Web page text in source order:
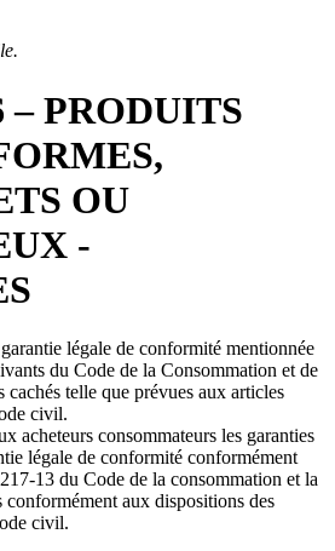
PRODUITS
OU
-
légale de conformité mentionnée
du Code de la Consommation et de
cachés telle que prévues aux articles
civil.
acheteurs consommateurs les garanties
légale de conformité conformément
13 du Code de la consommation et la
conformément aux dispositions des
civil.